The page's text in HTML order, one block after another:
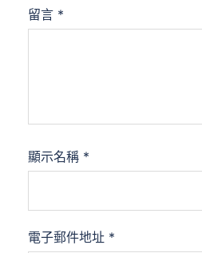
留言 *
顯示名稱 *
電子郵件地址 *